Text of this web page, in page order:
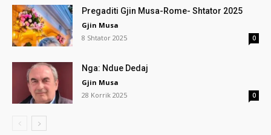
Pregaditi Gjin Musa-Rome- Shtator 2025
Gjin Musa
8 Shtator 2025
0
Nga: Ndue Dedaj
Gjin Musa
28 Korrik 2025
0